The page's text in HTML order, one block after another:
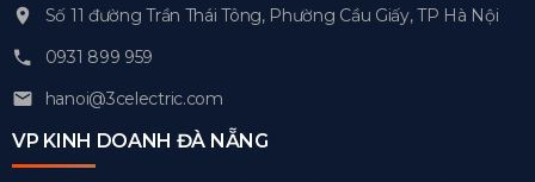
Số 11 đường Trần Thái Tông, Phường Cầu Giấy, TP Hà Nội
0931 899 959
hanoi@3celectric.com
VP KINH DOANH ĐÀ NẴNG